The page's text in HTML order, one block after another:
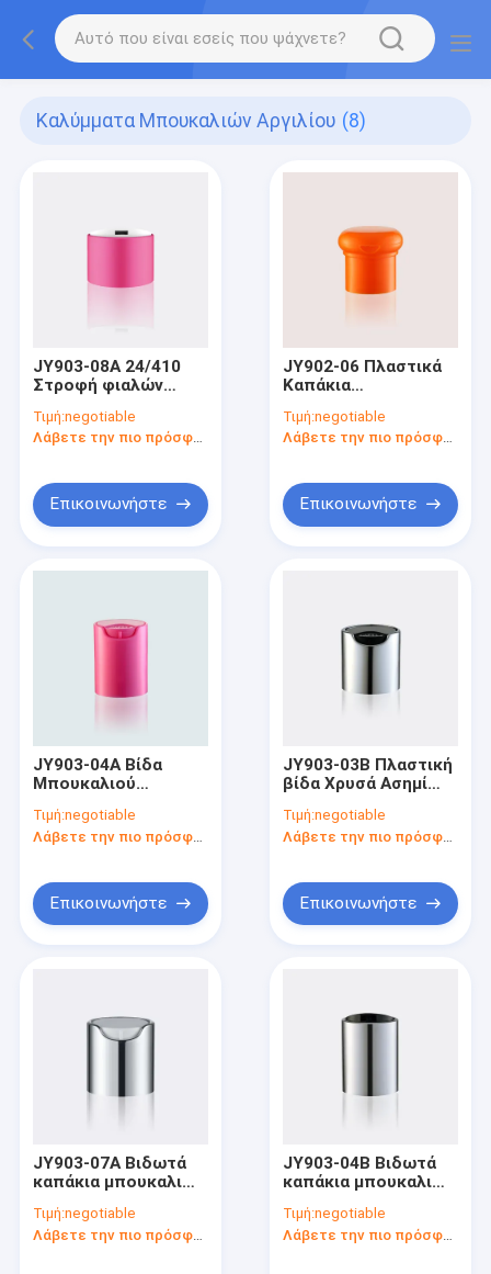
Καλύμματα Μπουκαλιών Αργιλίου (8)
JY903-08A 24/410
Στροφή φιαλών
Τιμή:negotiable
Λάβετε την πιο πρόσφατη τιμή
Επικοινωνήστε
JY902-06 Πλαστικά
Καπάκια
Swing Top Καπάκια
Μπουκαλιών
Τιμή:negotiable
Λάβετε την πιο πρόσφατη τιμή
Επικοινωνήστε
JY903-04A Βίδα
Μπουκαλιού
Καπ
Τιμή:negotiable
Λάβετε την πιο πρόσφατη τιμή
Επικοινωνήστε
JY903-03B Πλαστική
βίδα Χρυσά Ασημί
24mm για Μπουκάλι
Σαμπουάν
Τιμή:negotiable
Επικοινωνήστε
JY903-07A Βιδωτά
καπάκια μπουκαλιών
Καπάκια αλουμινίου
PP λεία επιφάνεια
Τιμή:negotiable
Λάβετε την πιο πρόσφατη τιμή
JY903-04B Βιδωτά
καπάκια μπουκαλιών
Καπάκια αλουμινίου
PP λεία επιφάνεια
Τιμή:negotiable